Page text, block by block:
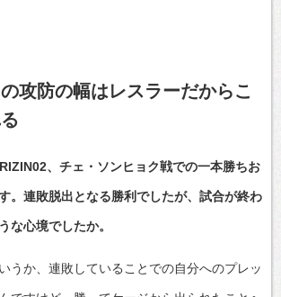
攻防の幅はレスラーだからこ
、チェ・ソンヒョク戦での一本勝ちお
。連敗脱出となる勝利でしたが、試合が終わ
な心境でしたか。
うか、連敗していることでの自分へのプレッ